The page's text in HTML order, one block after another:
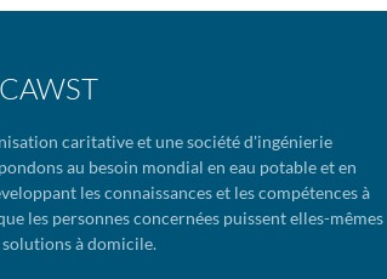
caritative et une société d'ingénierie
au besoin mondial en eau potable et en
les connaissances et les compétences à
les personnes concernées puissent elles-mêmes
à domicile.